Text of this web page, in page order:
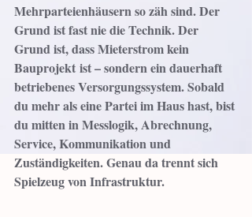
Mehrparteienhäusern so zäh sind. Der
Grund ist fast nie die Technik. Der
Grund ist, dass Mieterstrom kein
Bauprojekt ist – sondern ein dauerhaft
betriebenes Versorgungssystem. Sobald
du mehr als eine Partei im Haus hast, bist
du mitten in Messlogik, Abrechnung,
Service, Kommunikation und
Zuständigkeiten. Genau da trennt sich
Spielzeug von Infrastruktur.